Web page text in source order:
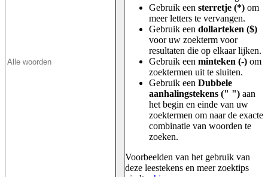
Gebruik een sterretje (*) om
meer letters te vervangen.
Gebruik een dollarteken ($)
voor uw zoekterm voor
resultaten die op elkaar lijken.
Gebruik een minteken (-) om
zoektermen uit te sluiten.
Gebruik een Dubbele
aanhalingstekens (" ") aan
het begin en einde van uw
zoektermen om naar de exacte
combinatie van woorden te
zoeken.
Voorbeelden van het gebruik van
deze leestekens en meer zoektips